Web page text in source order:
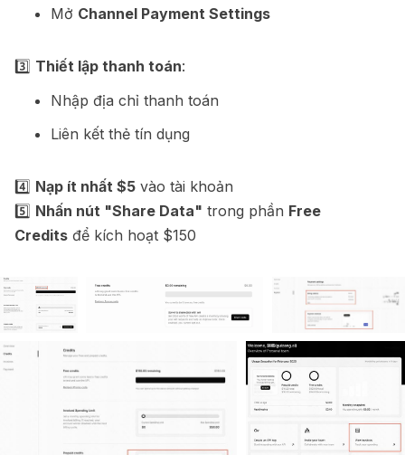
Mở Channel Payment Settings
3️⃣ Thiết lập thanh toán:
Nhập địa chỉ thanh toán
Liên kết thẻ tín dụng
4️⃣ Nạp ít nhất $5 vào tài khoản
5️⃣ Nhấn nút "Share Data" trong phần Free
Credits để kích hoạt $150